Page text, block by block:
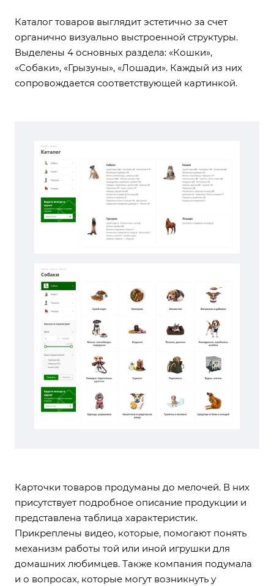
Каталог товаров выглядит эстетично за счет
органично визуально выстроенной структуры.
Выделены 4 основных раздела: «Кошки»,
«Собаки», «Грызуны», «Лошади». Каждый из них
сопровождается соответствующей картинкой.
Карточки товаров продуманы до мелочей. В них
присутствует подробное описание продукции и
представлена таблица характеристик.
Прикреплены видео, которые, помогают понять
механизм работы той или иной игрушки для
домашних любимцев. Также компания подумала
и о вопросах, которые могут возникнуть у